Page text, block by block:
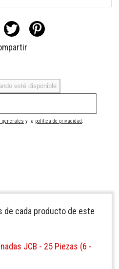
esté disponible
generales y la política de privacidad .
de cada producto de este
JCB - 25 Piezas (6 -